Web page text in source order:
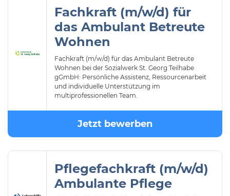
Fachkraft (m/w/d) für
das Ambulant Betreute
Wohnen
Fachkraft (m/w/d) für das Ambulant Betreute
Wohnen bei der Sozialwerk St. Georg Teilhabe
gGmbH: Persönliche Assistenz, Ressourcenarbeit
und individuelle Unterstützung im
multiprofessionellen Team.
Jetzt bewerben
Pflegefachkraft (m/w/d)
Ambulante Pflege